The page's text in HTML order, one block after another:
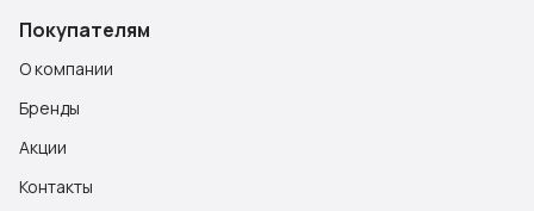
Покупателям
О компании
Бренды
Акции
Контакты